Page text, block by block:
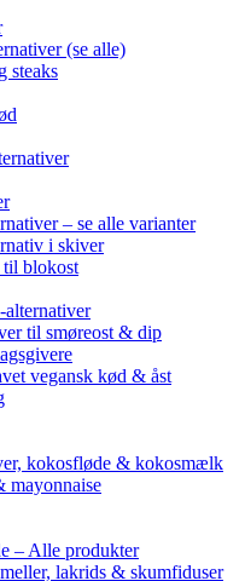
(se alle)
steaks
– se alle varianter
i skiver
til blokost
alternativer
til smøreost & dip
vegansk kød & åst
kokosfløde & kokosmælk
mayonnaise
– Alle produkter
lakrids & skumfiduser